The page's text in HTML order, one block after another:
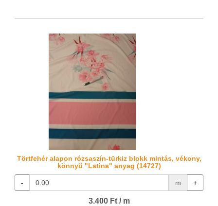
Törtfehér alapon rózsaszín-türkiz blokk mintás, vékony,
könnyű "Latina" anyag (14727)
- m +
3.400 Ft / m